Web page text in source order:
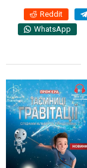
Reddit
WhatsApp